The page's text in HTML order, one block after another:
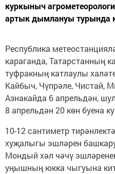
куркыныч
артык дымлануы турында
Республика
караганда, Татарстанның
туфракның катлаулы
Кайбыч, Чүпрәле, Чистай,
Азнакайда 6 апрельдән,
8 апрельдән 20 көн буена
10-12 сантиметр
хуҗалыгы эшләрен
Мондый хәл чәчү
уңышның юкка чыгуына